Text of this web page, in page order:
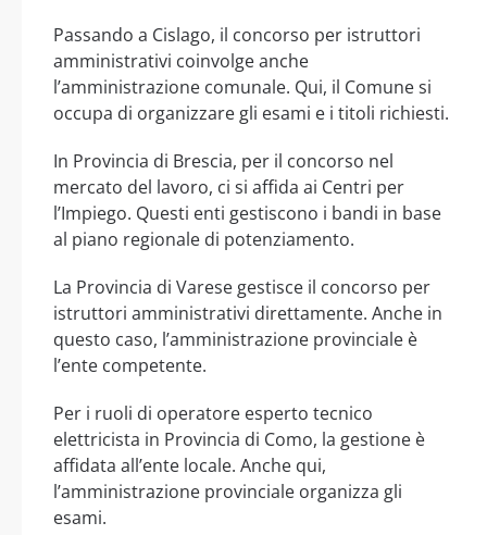
Passando a Cislago, il concorso per istruttori
amministrativi coinvolge anche
l’amministrazione comunale. Qui, il Comune si
occupa di organizzare gli esami e i titoli richiesti.
In Provincia di Brescia, per il concorso nel
mercato del lavoro, ci si affida ai Centri per
l’Impiego. Questi enti gestiscono i bandi in base
al piano regionale di potenziamento.
La Provincia di Varese gestisce il concorso per
istruttori amministrativi direttamente. Anche in
questo caso, l’amministrazione provinciale è
l’ente competente.
Per i ruoli di operatore esperto tecnico
elettricista in Provincia di Como, la gestione è
affidata all’ente locale. Anche qui,
l’amministrazione provinciale organizza gli
esami.